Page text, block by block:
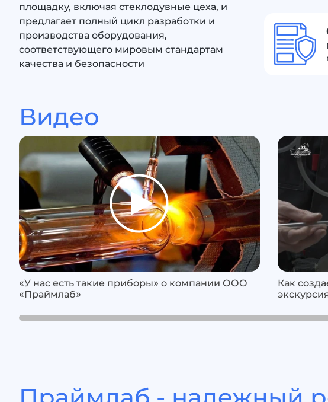
площадку, включая стеклодувные цеха, и
предлагает полный цикл разработки и
производства оборудования,
соответствующего мировым стандартам
качества и безопасности
Видео
«У нас есть такие приборы» о компании ООО
«Праймлаб»
Как